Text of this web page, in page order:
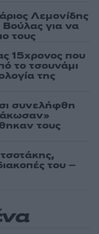
Λεμονίδης
για να
τους
15χρονος που
το τσουνάμι
της
συνελήφθη
τους
του –